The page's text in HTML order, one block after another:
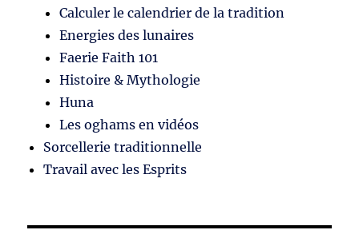
Calculer le calendrier de la tradition
Energies des lunaires
Faerie Faith 101
Histoire & Mythologie
Huna
Les oghams en vidéos
Sorcellerie traditionnelle
Travail avec les Esprits